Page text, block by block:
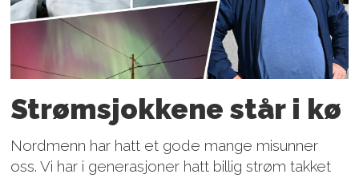
Strømsjokkene står i kø
Nordmenn har hatt et gode mange misunner
oss. Vi har i generasjoner hatt billig strøm takket